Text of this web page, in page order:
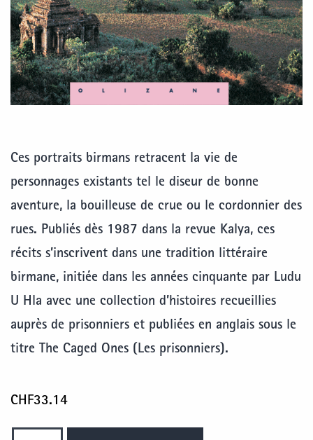
Ces portraits birmans retracent la vie de
personnages existants tel le diseur de bonne
aventure, la bouilleuse de crue ou le cordonnier des
rues. Publiés dès 1987 dans la revue Kalya, ces
récits s’inscrivent dans une tradition littéraire
birmane, initiée dans les années cinquante par Ludu
U Hla avec une collection d’histoires recueillies
auprès de prisonniers et publiées en anglais sous le
titre The Caged Ones (Les prisonniers).
CHF33.14